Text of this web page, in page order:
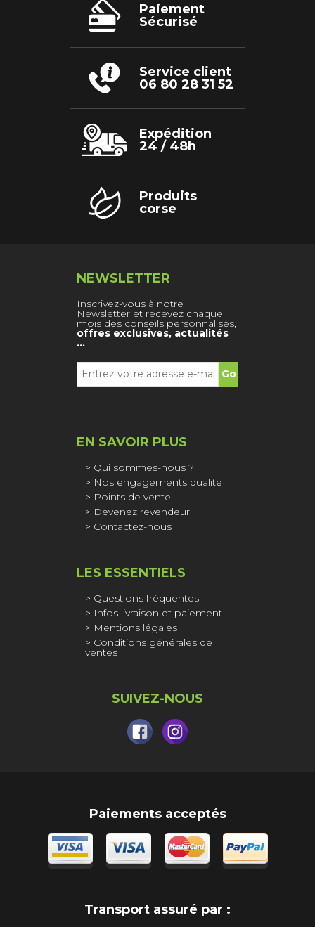
Paiement
Sécurisé
Service client
06 80 28 31 52
Expédition
24 / 48h
Produits
corse
NEWSLETTER
Inscrivez-vous à notre
Newsletter et recevez chaque
mois des conseils personnalisés,
offres exclusives, actualités
…
SUIVEZ-NOUS
EN SAVOIR PLUS
Qui sommes-nous ?
Nos engagements qualité
Points de vente
Devenez revendeur
Contactez-nous
LES ESSENTIELS
Questions fréquentes
Infos livraison et paiement
Mentions légales
Conditions générales de
ventes
Paiements acceptés
Transport assuré par :